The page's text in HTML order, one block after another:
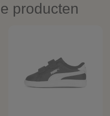
producten